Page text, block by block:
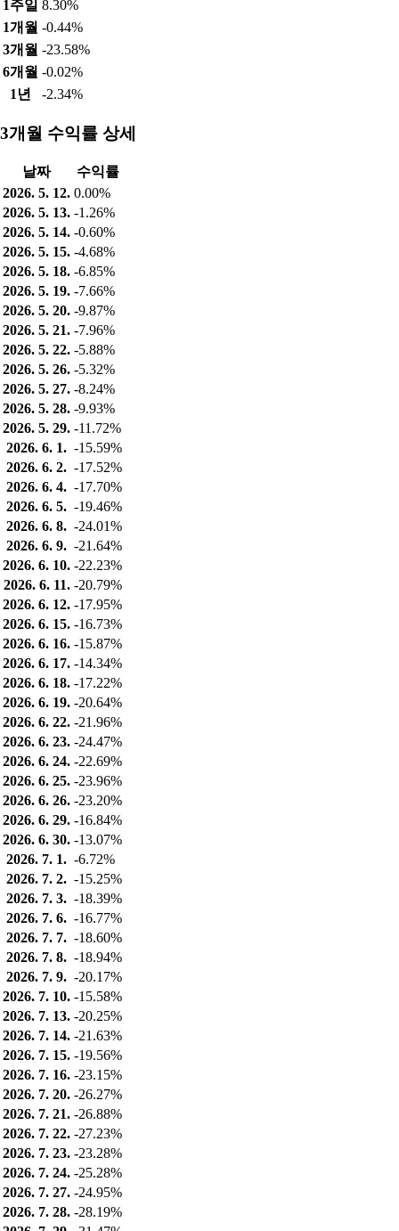
1주일 8.30%
1개월 -0.44%
3개월 -23.58%
6개월 -0.02%
1년
-2.34%
3개월 수익률 상세
날짜
수익률
2026. 5. 12. 0.00%
2026. 5. 13. -1.26%
2026. 5. 14. -0.60%
2026. 5. 15. -4.68%
2026. 5. 18. -6.85%
2026. 5. 19. -7.66%
2026. 5. 20. -9.87%
2026. 5. 21. -7.96%
2026. 5. 22. -5.88%
2026. 5. 26. -5.32%
2026. 5. 27. -8.24%
2026. 5. 28. -9.93%
2026. 5. 29. -11.72%
2026. 6. 1. -15.59%
2026. 6. 2. -17.52%
2026. 6. 4. -17.70%
2026. 6. 5. -19.46%
2026. 6. 8. -24.01%
2026. 6. 9. -21.64%
2026. 6. 10. -22.23%
2026. 6. 11. -20.79%
2026. 6. 12. -17.95%
2026. 6. 15. -16.73%
2026. 6. 16. -15.87%
2026. 6. 17. -14.34%
2026. 6. 18. -17.22%
2026. 6. 19. -20.64%
2026. 6. 22. -21.96%
2026. 6. 23. -24.47%
2026. 6. 24. -22.69%
2026. 6. 25. -23.96%
2026. 6. 26. -23.20%
2026. 6. 29. -16.84%
2026. 6. 30. -13.07%
2026. 7. 1. -6.72%
2026. 7. 2. -15.25%
2026. 7. 3. -18.39%
2026. 7. 6. -16.77%
2026. 7. 7. -18.60%
2026. 7. 8. -18.94%
2026. 7. 9. -20.17%
2026. 7. 10. -15.58%
2026. 7. 13. -20.25%
2026. 7. 14. -21.63%
2026. 7. 15. -19.56%
2026. 7. 16. -23.15%
2026. 7. 20. -26.27%
2026. 7. 21. -26.88%
2026. 7. 22. -27.23%
2026. 7. 23. -23.28%
2026. 7. 24. -25.28%
2026. 7. 27. -24.95%
2026. 7. 28. -28.19%